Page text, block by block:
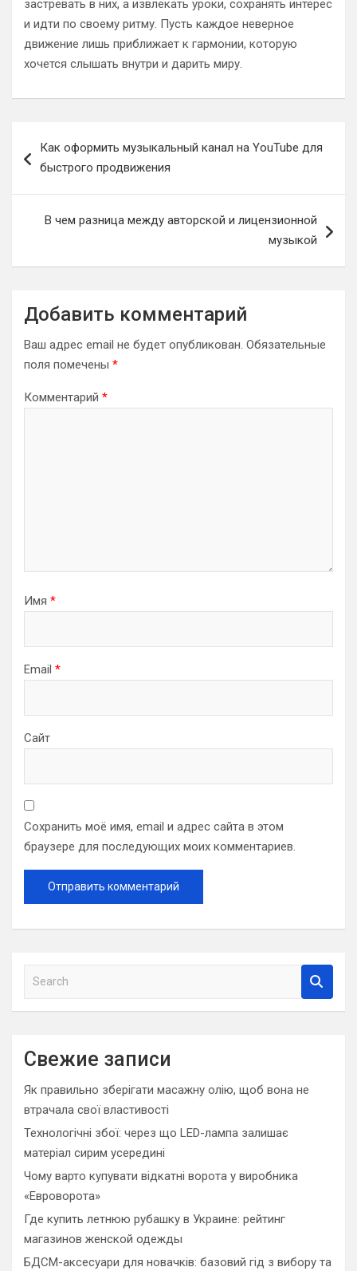
застревать в них, а извлекать уроки, сохранять интерес
и идти по своему ритму. Пусть каждое неверное
движение лишь приближает к гармонии, которую
хочется слышать внутри и дарить миру.
по
Как оформить музыкальный канал на YouTube для
быстрого продвижения
В чем разница между авторской и лицензионной
музыкой
Добавить комментарий
Ваш адрес email не будет опубликован. Обязательные
поля помечены *
Комментарий *
Имя *
Email *
Сайт
Сохранить моё имя, email и адрес сайта в этом
браузере для последующих моих комментариев.
a
c
Свежие записи
Як правильно зберігати масажну олію, щоб вона не
втрачала свої властивості
Технологічні збої: через що LED-лампа залишає
матеріал сирим усередині
Чому варто купувати відкатні ворота у виробника
«Евроворота»
Где купить летнюю рубашку в Украине: рейтинг
магазинов женской одежды
БДСМ-аксесуари для новачків: базовий гід з вибору та